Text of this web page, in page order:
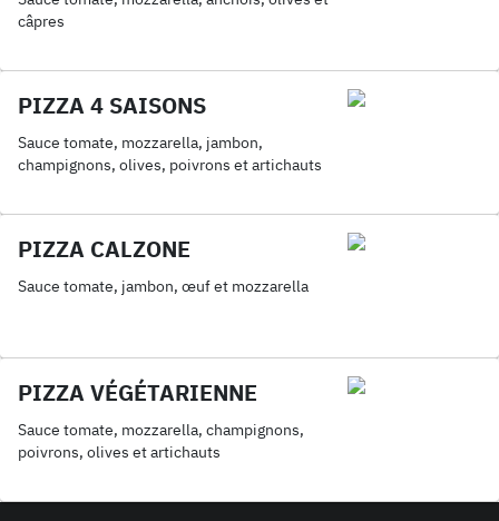
câpres
PIZZA 4 SAISONS
Sauce tomate, mozzarella, jambon,
champignons, olives, poivrons et artichauts
PIZZA CALZONE
Sauce tomate, jambon, œuf et mozzarella
PIZZA VÉGÉTARIENNE
Sauce tomate, mozzarella, champignons,
poivrons, olives et artichauts